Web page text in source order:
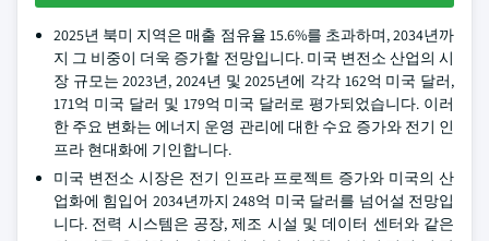
2025년 북미 지역은 매출 점유율 15.6%를 초과하며, 2034년까
지 그 비중이 더욱 증가할 전망입니다. 미국 변전소 산업의 시
장 규모는 2023년, 2024년 및 2025년에 각각 162억 미국 달러,
171억 미국 달러 및 179억 미국 달러로 평가되었습니다. 이러
한 주요 변화는 에너지 운영 관리에 대한 수요 증가와 전기 인
프라 현대화에 기인합니다.
미국 변전소 시장은 전기 인프라 프로젝트 증가와 미국의 산
업화에 힘입어 2034년까지 248억 미국 달러를 넘어설 전망입
니다. 전력 시스템은 공장, 제조 시설 및 데이터 센터와 같은